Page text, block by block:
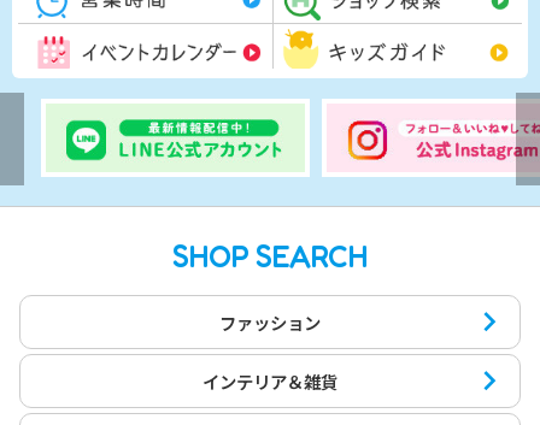
イベントカレンダー
SHOP SEARCH
ファッション
インテリア＆雑貨